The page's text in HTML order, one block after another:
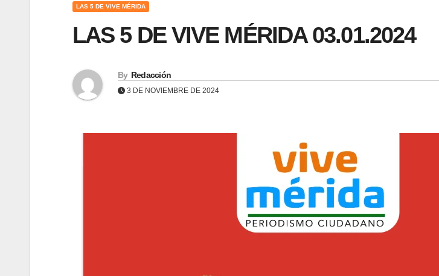
LAS 5 DE VIVE MÉRIDA
LAS 5 DE VIVE MÉRIDA 03.01.2024
By Redacción
3 DE NOVIEMBRE DE 2024